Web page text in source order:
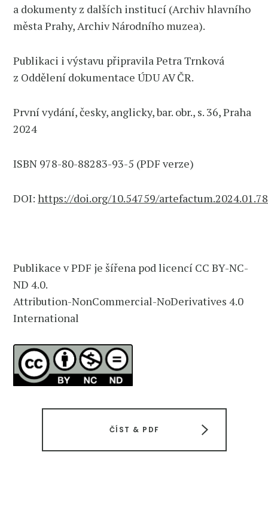
a dokumenty z dalších institucí (Archiv hlavního
města Prahy, Archiv Národního muzea).
Publikaci i výstavu připravila Petra Trnková
z Oddělení dokumentace ÚDU AV ČR.
První vydání, česky, anglicky, bar. obr., s. 36, Praha
2024
ISBN 978-80-88283-93-5 (PDF verze)
DOI:https://doi.org/10.54759/
Publikace v PDF je šířena pod licencí CC BY-NC-
ND 4.0.
Attribution-NonCommercial-NoDerivatives 4.0
International
ČÍST & PDF